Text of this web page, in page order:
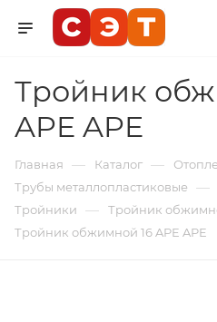
Тройник
APE APE
Главная — Каталог —
Трубы металлопластиковые —
Тройники — Тройник
Тройник обжимной 16 APE APE